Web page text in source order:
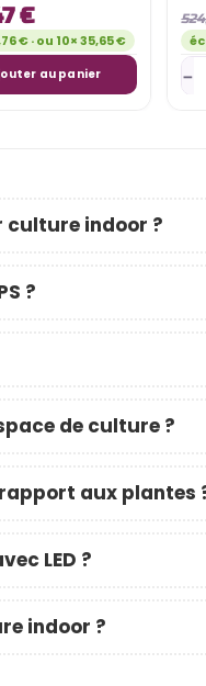
€
€ · ou 10× 35,65 €
au panier
culture indoor ?
?
de culture ?
aux plantes
LED ?
indoor ?
ÉLECTRIQUE
sur la
lampe horticole